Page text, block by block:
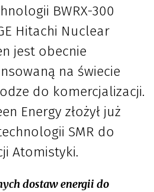
BWRX-300
Hitachi Nuclear
jest obecnie
na świecie
do komercjalizacji.
Energy złożył już
SMR do
Atomistyki.
dostaw energii do